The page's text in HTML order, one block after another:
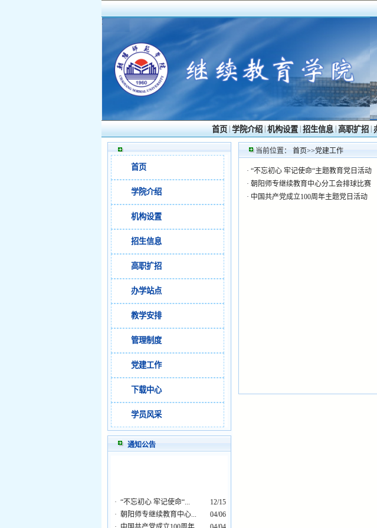
首页学院介绍机构设置招生信息高职扩招
首页
学院介绍
机构设置
招生信息
高职扩招
办学站点
教学安排
管理制度
党建工作
下载中心
学员风采
通知公告
· “不忘初心 牢记使命“...
12/15
· 朝阳师专继续教育中心...
04/06
当前位置： 首页>>党建工作
· “不忘初心 牢记使命“主题教育党日活动
· 朝阳师专继续教育中心分工会排球比赛
· 中国共产党成立100周年主题党日活动